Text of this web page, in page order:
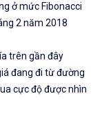
ở mức Fibonacci
2 năm 2018
trên gần đây
đang đi từ đường
cực độ được nhìn